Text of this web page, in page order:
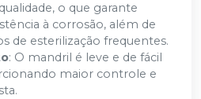
o que garante
à corrosão, além de
de esterilização frequentes.
: O mandril é leve e de fácil
maior controle e